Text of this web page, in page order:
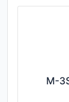
M-